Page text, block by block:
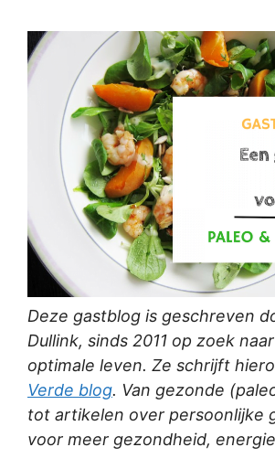
Deze gastblog is geschreven
Dullink, sinds 2011 op zoek
optimale leven. Ze schrijft
Verde blog. Van gezonde
tot artikelen over persoonlijke
voor meer gezondheid,